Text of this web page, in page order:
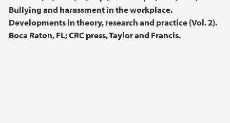
Bullying and harassment in the workplace.
Developments in theory, research and practice (Vol. 2).
Boca Raton, FL; CRC press, Taylor and Francis.